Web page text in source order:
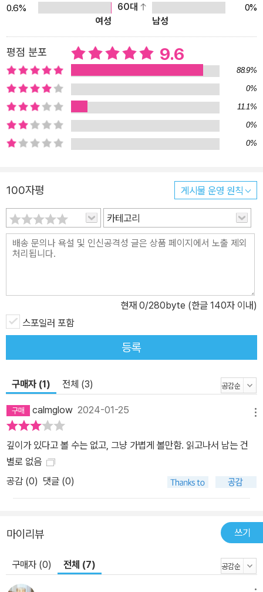
해야만 잡을 수 있는 귀찮은 몬스터였으나 JRPG의 시초 〈드래곤 퀘
스트〉에서 1렙 몬스터로 등장, 이후 미국 〈위저드리〉에서도 1렙 등장.
착됐다. 최초에는 무시무시한 괴물이었으나, 정착한 일본에서 모에빔
을 맞아 오늘날처럼 귀여운 이미지로 탈바꿈됐다. ★ 고블린은 왜 초
록색일까? 고블린은 톨킨의 소설에 최초 등장하는데, 사람을 잡아먹
는 무시무시한 괴물이다. 우리나라로 치면 도깨비에 가까운 요괴! 역
시나 〈던전 앤 드래곤〉으로 게임 역사에 편입되어 군집 생활 습성 장
착, 〈워해머〉에서 초록 피부를 장착하고, 블리자드 게임들에서 자본주
블린 이미지를 장착했다. 이를 〈디아블로 3〉에서 이어받아 보물 고블
린으로 완벽 업그레이드. ★ 매직 포인트라니! ★ 마나가 국룰이지 사
실 마나는 국룰을 넘어 세상 모든 게임의 룰이 되었다. 1987년 출시
한 〈던전 마스터〉에서 최초로 마나라는 용어를 사용했고 이전에는 매
직 포인트, 스펠 포인트 등을 사용했다. 1996년 디아블로에서 마나
극한 것이다. 참고로 디아블로에서 HP를 붉은색, 마나를 파란색으로
사용했는데 이 역시 이후 모든 게임에서 국룰. ★ 이게 전부가 아니
다. ★ 게임에 등장하는 구성 요소를 찾는 오리진 여정은 계속되어야
한다 게임 속 인물이라면 누구나 탱, 딜, 힐 중 한 역할을 부여받는다.
바로 〈에버퀘스트〉. 한편, 게임에 등장하는 바드는 요즘 유행하는 인
공지능일까? No! 바드는 중세 유럽에서 유랑하는 시인을 말한다. 정
확히 켈트 문화에서 유래된 단어인데 전문 이야기꾼, 작곡, 작사가, 역
사가를 뜻하는 단어다. 바드 역시 〈던전 앤 드래곤〉에서 첫 등장했는
데 자물쇠 따기, 마법 스킬, 연주하기 같은 능력을 갖춘 엄친케. 이뿐
할콘, 크로스보우의 오역 석궁, 로그라이크까지 게임 오리진을 찾는
0.6%
60대
0%
여성
남성
평점 분포 9.6
88.9%
0%
11.1%
0%
0%
100자평 게시물 운영 원칙
카테고리
현재 0/280byte (한글 140자 이내)
스포일러 포함
등록
구매자 (1) 전체 (3)
calmglow 2024-01-25
깊이가 있다고 볼 수는 없고, 그냥 가볍게 볼만함. 읽고나서 남는 건
별로 없음
공감 (0) 댓글 (0)
마이리뷰 쓰기
구매자 (0) 전체 (7)